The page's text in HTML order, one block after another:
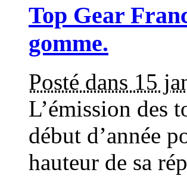
Top Gear
gomme.
Posté dans 15
L’émission des
début d’année
hauteur de sa